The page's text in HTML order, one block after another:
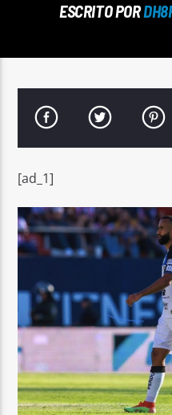
TÍTULO
Señal FM
ESCRITO POR
[ad_1]